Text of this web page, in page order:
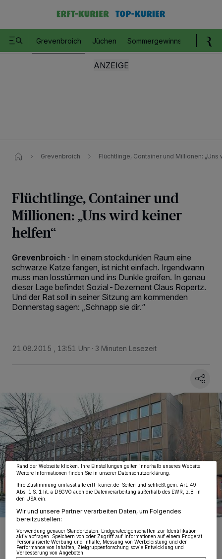
Grevenbroich Jüchen Sommergewinnspiel
Grevenbroich Flüchtlinge, Container und Millionen: „Uns
Flüchtlinge, Container und
Millionen: „Uns wird keiner
helfen“
Grevenbroich · In einem stockdunklen Raum eine
schwarze Katze fangen, ist nicht einfach. Irgendwann
muss man losstürmen und ins Dunkle greifen. In genau
dieser Lage befindet Sozial-Dezernent Claus Ropertz.
Und der Rat soll in seiner Sitzung am kommenden
Donnerstag sagen: „Schnapp sie dir.“
21.08.2015 , 13:51 Uhr 3 Minuten Lesezeit
inzwischen schon die Schlüssel.
Wir und unsere 218
-Partner speichern und greifen auf personenbezogene Daten
wie Browserdaten oder eindeutige Kennungen auf Ihrem Gerät zu. Durch Auswahl
von OK aktivieren Sie Tracking-Technologien für die unter „Wir und unsere
Partner verarbeiten Daten, um Ihnen Dienste bereitzustellen“ aufgeführten
Zwecke. Wenn Tracker deaktiviert sind, sind manche Inhalte und Anzeigen
möglicherweise nicht mehr so relevant für Sie. Sie können dieses Menü jederzeit
wieder aufrufen, um Ihre Einstellungen zu ändern oder Ihre Einwilligung zu
widerrufen, indem Sie auf den Link Einstellungen oder Ablehnen am unteren
Rand der Webseite klicken. Ihre Einstellungen gelten innerhalb unseres Website.
Weitere Informationen finden Sie in unserer Datenschutzerklärung.
Ihre Zustimmung umfasst alle erft-kurier.de-Seiten und schließt gem. Art. 49
Abs. 1 S. 1 lit. a DSGVO auch die Datenverarbeitung außerhalb des EWR, z.B. in
den USA ein.
Wir und unsere Partner verarbeiten Daten, um Folgendes
bereitzustellen:
Verwendung genauer Standortdaten. Endgeräteeigenschaften zur Identifikation
aktiv abfragen. Speichern von oder Zugriff auf Informationen auf einem Endgerät.
Personalisierte Werbung und Inhalte, Messung von Werbeleistung und der
Performance von Inhalten, Zielgruppenforschung sowie Entwicklung und
Verbesserung von Angeboten.